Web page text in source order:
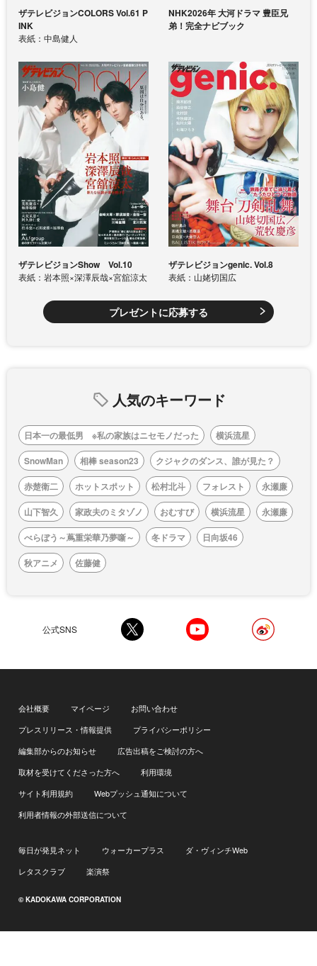
ザテレビジョンCOLORS Vol.61 P
INK
表紙：中島健人
NHK2026年 大河ドラマ 豊臣兄
弟！完全ナビブック
ザテレビジョンShow Vol.10
表紙：岩本照×深澤辰哉×宮舘涼太
ザテレビジョンgenic. Vol.8
表紙：山姥切国広
プレゼントに応募する
人気のキーワード
日本一の最低男 ※私の家族はニセモノだった
横浜流星
SnowMan
相棒 season23
クジャクのダンス、誰が見た？
赤楚衛二
ホットスポット 松村北斗 フォレスト
永瀬廉
山下智久
家政夫のミタゾノ おむすび 横浜流星
永瀬廉
べらぼう～蔦重栄華乃夢噺～
冬ドラマ
日向坂46
秋アニメ
佐藤健
公式SNS
会社概要 マイページ
お問い合わせ
プレスリリース・情報提供
プライバシーポリシー
編集部からのお知らせ
広告出稿をご検討の方へ
取材を受けてくださった方へ
利用環境
サイト利用規約
Webプッシュ通知について
利用者情報の外部送信について
毎日が発見ネット ウォーカープラス
ダ・ヴィンチWeb
レタスクラブ
楽演祭
© KADOKAWA CORPORATION